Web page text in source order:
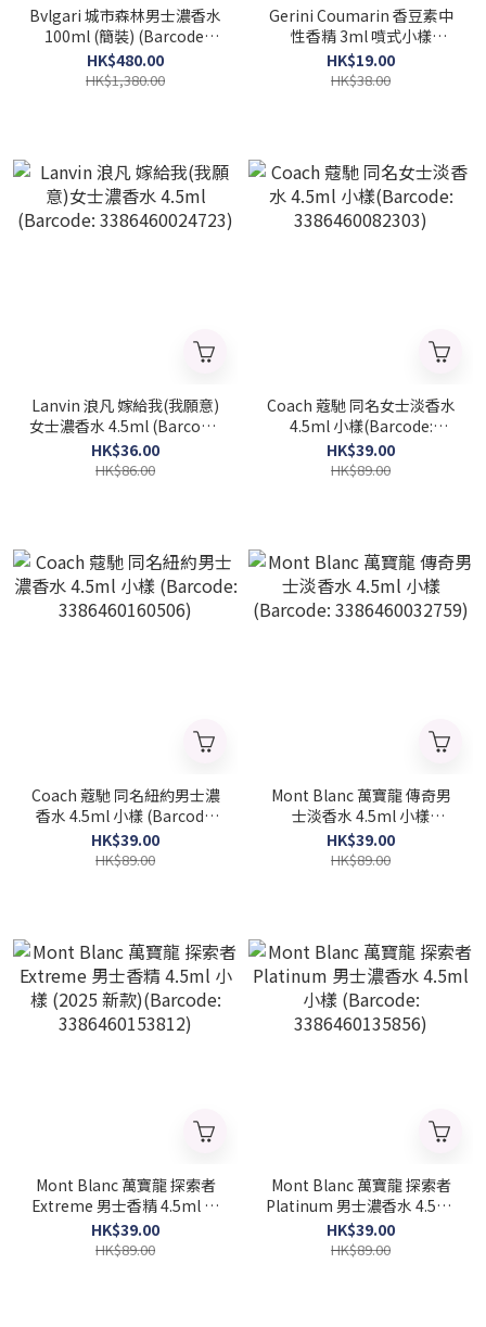
Bvlgari 城市森林男士濃香水
100ml (簡裝) (Barcode:
783320461118)
HK$480.00
HK$1,380.00
Gerini Coumarin 香豆素中
性香精 3ml 噴式小樣
(Barcode: 3098764768592)
HK$19.00
HK$38.00
Lanvin 浪凡 嫁給我(我願意)
女士濃香水 4.5ml (Barcode:
3386460024723)
HK$36.00
HK$86.00
Coach 蔻馳 同名女士淡香水
4.5ml 小樣(Barcode:
3386460082303)
HK$39.00
HK$89.00
Coach 蔻馳 同名紐約男士濃
香水 4.5ml 小樣 (Barcode:
3386460160506)
HK$39.00
HK$89.00
Mont Blanc 萬寶龍 傳奇男
士淡香水 4.5ml 小樣
(Barcode: 3386460032759)
HK$39.00
HK$89.00
Mont Blanc 萬寶龍 探索者
Extreme 男士香精 4.5ml 小
樣 (2025 新款)(Barcode:
3386460153812)
HK$39.00
HK$89.00
Mont Blanc 萬寶龍 探索者
Platinum 男士濃香水 4.5ml
小樣 (Barcode:
3386460135856)
HK$39.00
HK$89.00